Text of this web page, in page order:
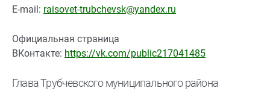
E-mail: raisovet-trubchevsk@yandex.ru
Официальная страница
ВКонтакте: https://vk.com/public217041485
Глава Трубчевского муниципального района